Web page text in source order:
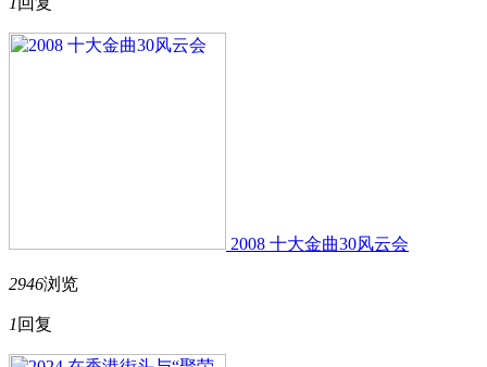
2008 十大金曲30风云会
2946浏览
1 回复